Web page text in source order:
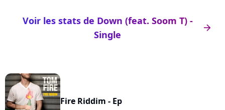
arrow_right
Voir les stats de Down (feat. Soom T) -
Single
Fire Riddim - Ep